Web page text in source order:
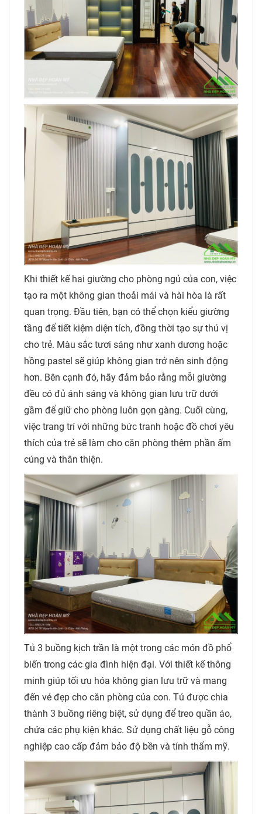
Khi thiết kế hai giường cho phòng ngủ của con, việc
tạo ra một không gian thoải mái và hài hòa là rất
quan trọng. Đầu tiên, bạn có thể chọn kiểu giường
tầng để tiết kiệm diện tích, đồng thời tạo sự thú vị
cho trẻ. Màu sắc tươi sáng như xanh dương hoặc
hồng pastel sẽ giúp không gian trở nên sinh động
hơn. Bên cạnh đó, hãy đảm bảo rằng mỗi giường
đều có đủ ánh sáng và không gian lưu trữ dưới
gầm để giữ cho phòng luôn gọn gàng. Cuối cùng,
việc trang trí với những bức tranh hoặc đồ chơi yêu
thích của trẻ sẽ làm cho căn phòng thêm phần ấm
cúng và thân thiện.
Tủ 3 buồng kịch trần là một trong các món đồ phổ
biến trong các gia đình hiện đại. Với thiết kế thông
minh giúp tối ưu hóa không gian lưu trữ và mang
đến vẻ đẹp cho căn phòng của con. Tủ được chia
thành 3 buồng riêng biệt, sử dụng để treo quần áo,
chứa các phụ kiện khác. Sử dụng chất liệu gỗ công
nghiệp cao cấp đảm bảo độ bền và tính thẩm mỹ.